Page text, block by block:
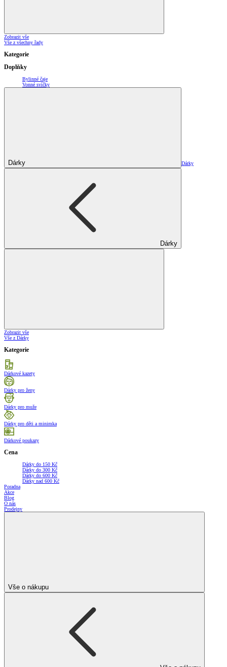
Zobrazit vše
Vše z všechny řady
Kategorie
Doplňky
Bylinné čaje
Vonné svíčky
Dárky Dárky
Dárky
Zobrazit vše
Vše z Dárky
Kategorie
Dárkové kazety
Dárky pro ženy
Dárky pro muže
Dárky pro děti a minimka
Dárkové poukazy
Cena
Dárky do 150 Kč
Dárky do 300 Kč
Dárky do 600 Kč
Dárky nad 600 Kč
Poradna
Akce
Blog
O nás
Prodejny
Vše o nákupu